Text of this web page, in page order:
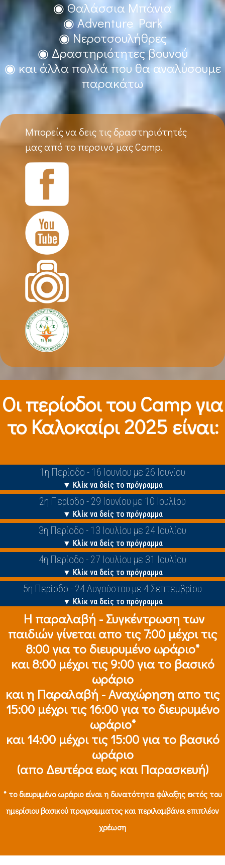
◉ Θαλάσσια Μπάνια
◉ Adventure Park
◉ Νεροτσουλήθρες
◉ Δραστηριότητες βουνού
◉ και άλλα πολλά που θα αναλύσουμε
παρακάτω
Μπορείς να δεις τις δραστηριότητές
μας από το περσινό μας Camp.
Οι περίοδοι τoυ Camp για
το Καλοκαίρι 2025 είναι:
1η Περίοδο - 16 Ιουνίου με 26 Ιουνίου
▼ Κλίκ να δείς το πρόγραμμα
2η Περίοδο - 29 Ιουνίου με 10 Ιουλίου
▼ Κλίκ να δείς το πρόγραμμα
3η Περίοδο - 13 Ιουλίου με 24 Ιουλίου
▼ Κλίκ να δείς το πρόγραμμα
4η Περίοδο - 27 Ιουλίου με 31 Ιουλίου
▼ Κλίκ να δείς το πρόγραμμα
5η Περίοδο - 24 Αυγούστου με 4 Σεπτεμβρίου
▼ Κλίκ να δείς το πρόγραμμα
Η παραλαβή - Συγκέντρωση των
παιδιών γίνεται απο τις 7:00 μέχρι τις
8:00 για το διευρυμένο ωράριο*
και 8:00 μέχρι τις 9:00 για το βασικό
ωράριο
και η Παραλαβή - Αναχώρηση απο τις
15:00 μέχρι τις 16:00 για το διευρυμένο
ωράριο*
και 14:00 μέχρι τις 15:00 για το βασικό
ωράριο
(απο Δευτέρα εως και Παρασκευή)
* το διευρυμένο ωράριο είναι η δυνατότητα φύλαξης εκτός του
ημερίσιου βασικού προγραμματος και περιλαμβάνει επιπλέον
χρέωση